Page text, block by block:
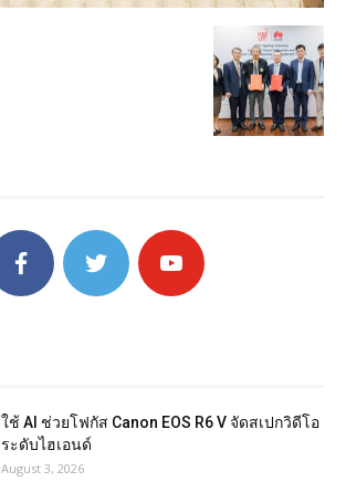
ใช้ AI ช่วยโฟกัส Canon EOS R6 V จัดสเปกวิดีโอ
ระดับไฮเอนด์
August 3, 2026